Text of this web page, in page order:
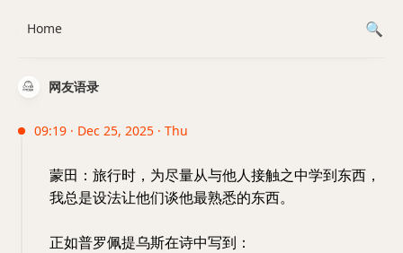
网友语录
09:19 · Dec 25, 2025 · Thu
蒙田：旅行时，为尽量从与他人接触之中学到东西，
我总是设法让他们谈他最熟悉的东西。
正如普罗佩提乌斯在诗中写到：
Home